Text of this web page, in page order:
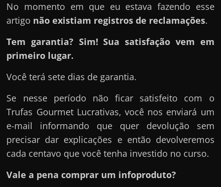
No momento em que eu estava fazendo esse
artigo não existiam registros de reclamações.
Tem garantia? Sim! Sua satisfação vem em
primeiro lugar.
Você terá sete dias de garantia.
Se nesse período não ficar satisfeito com o
Trufas Gourmet Lucrativas, você nos enviará um
e-mail informando que quer devolução sem
precisar dar explicações e então devolveremos
cada centavo que você tenha investido no curso.
Vale a pena comprar um infoproduto?